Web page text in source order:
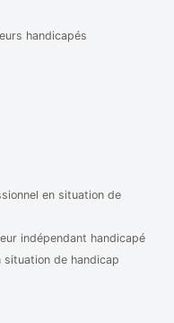
handicapés
en situation de
indépendant handicapé
de handicap